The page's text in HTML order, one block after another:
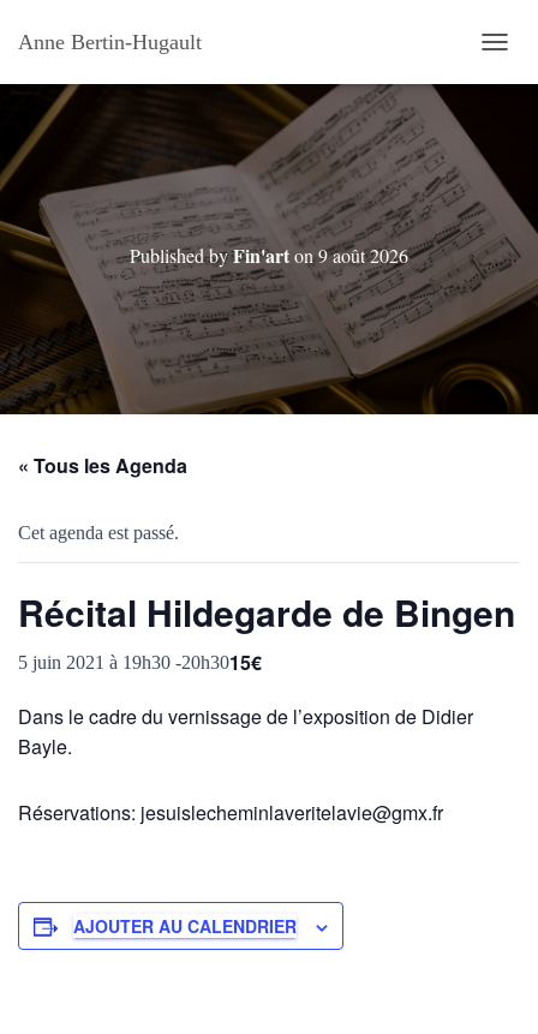
Anne Bertin-Hugault
Published byFin'arton9 août 2026
« Tous les Agenda
Cet agenda est passé.
Récital Hildegarde de Bingen
5 juin 2021 à 19h30 -20h3015€
Dans le cadre du vernissage de l’exposition de Didier
Bayle.
Réservations: jesuislecheminlaveritelavie@gmx.fr
AJOUTER AU CALENDRIER